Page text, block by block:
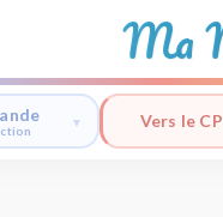
Ma
Vers le CP